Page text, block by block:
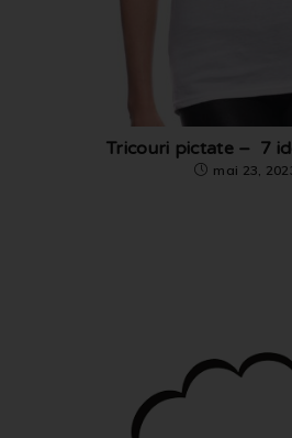
Tricouri pictate – 7
mai 23,